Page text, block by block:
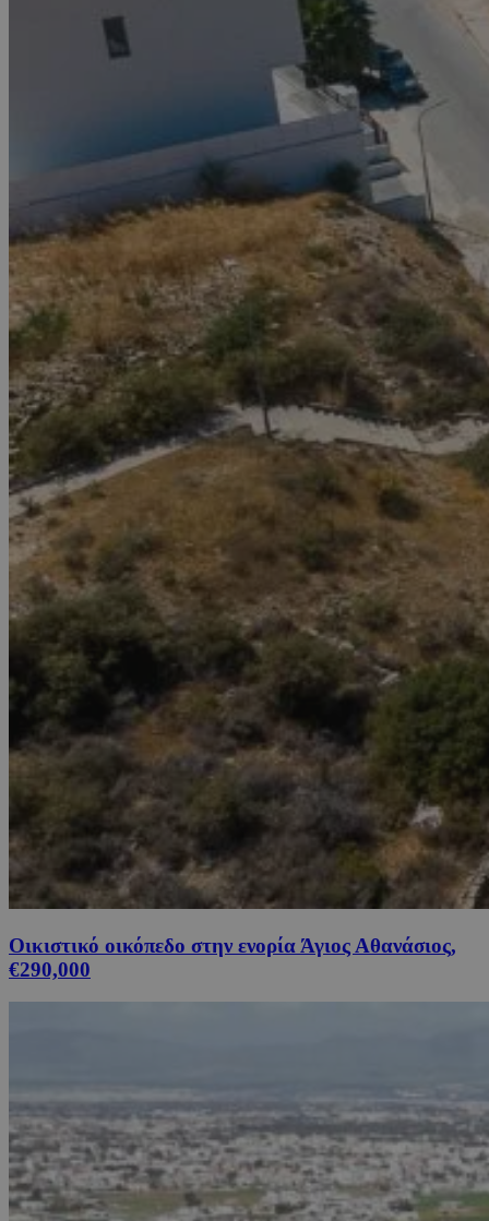
Οικιστικό οικόπεδο στην ενορία Άγιος Αθανάσιος,
€290,000